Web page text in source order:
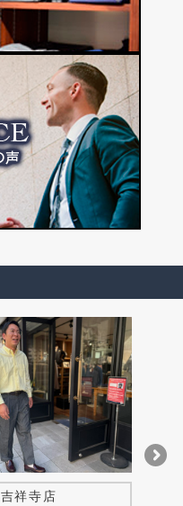
吉祥寺店